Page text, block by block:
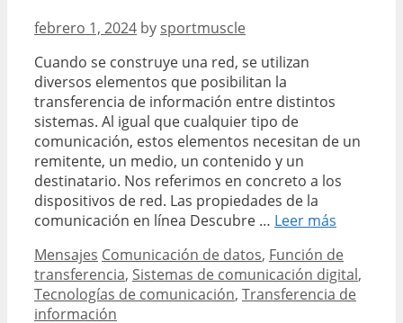
febrero 1, 2024 by sportmuscle
Cuando se construye una red, se utilizan
diversos elementos que posibilitan la
transferencia de información entre distintos
sistemas. Al igual que cualquier tipo de
comunicación, estos elementos necesitan de un
remitente, un medio, un contenido y un
destinatario. Nos referimos en concreto a los
dispositivos de red. Las propiedades de la
comunicación en línea Descubre … Leer más
datos
y
su
Categories
Mensajes Tags
Comunicación de datos, Función de
transferencia, Sistemas de comunicación digital,
Tecnologías de comunicación, Transferencia de
información